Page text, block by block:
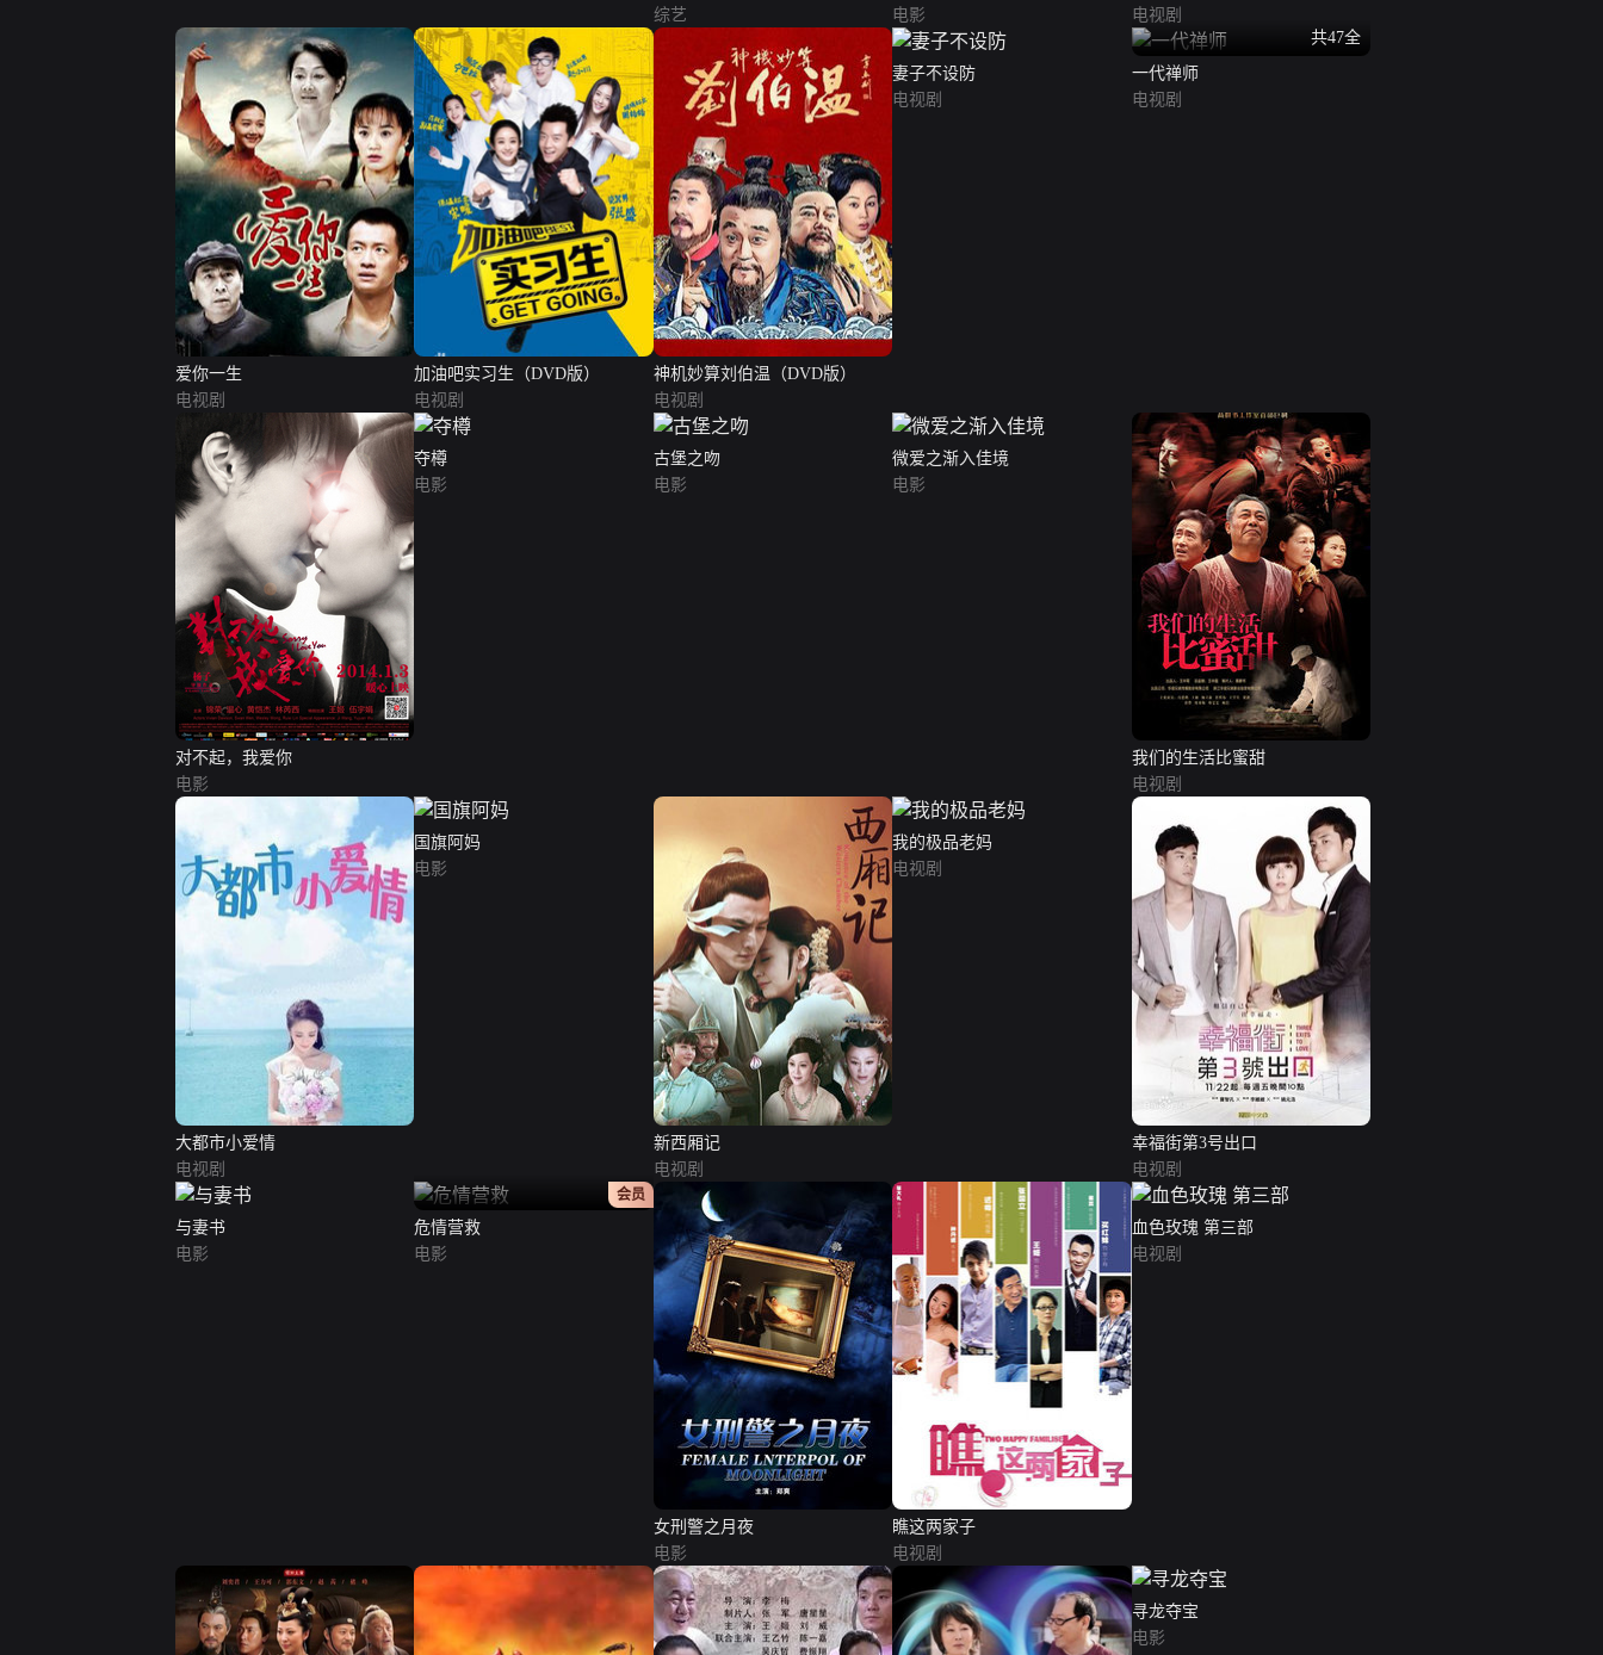
综艺
电影
电视剧
爱你一生
电视剧
加油吧实习生（DVD版）
电视剧
神机妙算刘伯温（DVD版）
电视剧
妻子不设防
电视剧
共47全
一代禅师
电视剧
对不起，我爱你
电影
夺樽
电影
古堡之吻
电影
微爱之渐入佳境
电影
我们的生活比蜜甜
电视剧
大都市小爱情
电视剧
国旗阿妈
电影
新西厢记
电视剧
我的极品老妈
电视剧
幸福街第3号出口
电视剧
与妻书
电影
正片
会员
危情营救
电影
女刑警之月夜
电影
瞧这两家子
电视剧
血色玫瑰 第三部
电视剧
寻龙夺宝
电影